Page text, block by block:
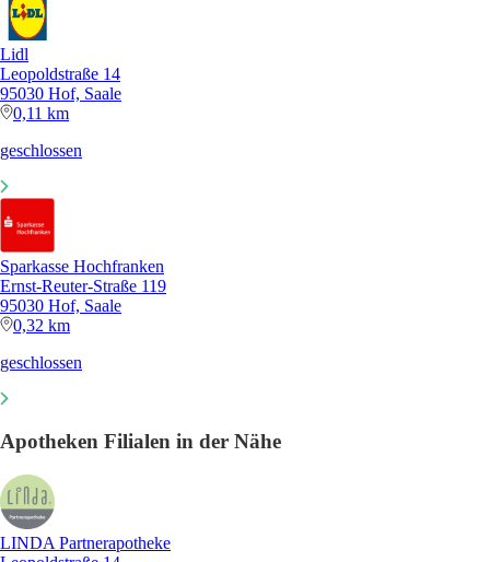
Lidl
Leopoldstraße 14
95030 Hof, Saale
0,11 km
geschlossen
Sparkasse Hochfranken
Ernst-Reuter-Straße 119
95030 Hof, Saale
0,32 km
geschlossen
Apotheken Filialen in der Nähe
LINDA Partnerapotheke